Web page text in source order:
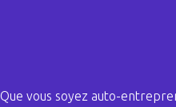
Que vous soyez auto-